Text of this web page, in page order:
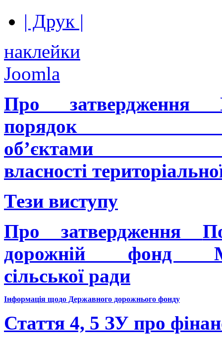
| Друк |
наклейки
Joomla
Про затвердження
порядок
власності
Тези виступу
Про затвердження
дорожній фонд
сільської ради
Інформація щодо Державного дорожнього фонду
Стаття 4, 5 ЗУ про